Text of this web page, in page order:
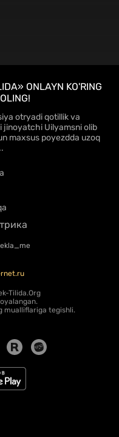
ONLAYN KO'RING
otryadi qotillik va
jinoyatchi Uilyamsni olib
maxsus poyezdda uzoq
Tilida.Org
mualliflariga tegishli.